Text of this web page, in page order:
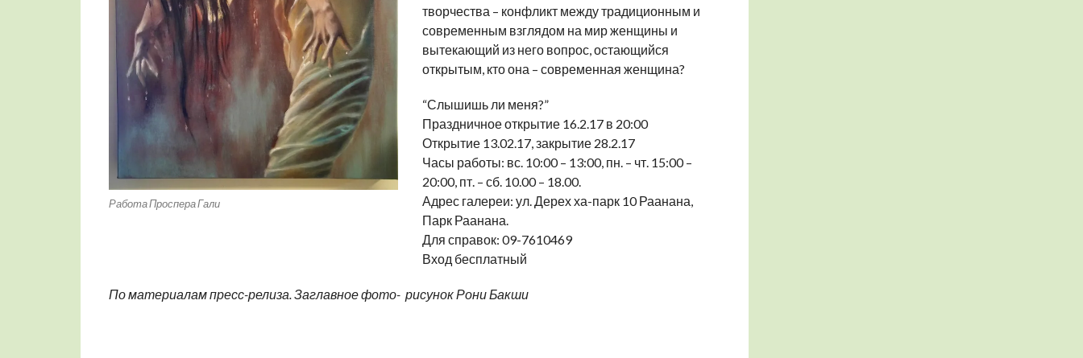
Работа Проспера Гали
творчества – конфликт между традиционным и
современным взглядом на мир женщины и
вытекающий из него вопрос, остающийся
открытым, кто она – современная женщина?
“Слышишь ли меня?”
Праздничное открытие 16.2.17 в 20:00
Открытие 13.02.17, закрытие 28.2.17
Часы работы: вс. 10:00 – 13:00, пн. – чт. 15:00 –
20:00, пт. – сб. 10.00 – 18.00.
Адрес галереи: ул. Дерех ха-парк 10 Раанана,
Парк Раанана.
Для справок: 09-7610469
Вход бесплатный
По материалам пресс-релиза. Заглавное фото- рисунок Рони Бакши